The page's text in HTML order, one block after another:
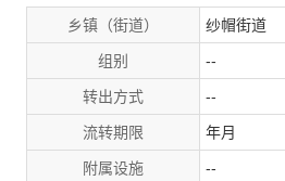
乡镇（街道） 纱帽街道
组别 --
转出方式 --
流转期限 年月
附属设施 --